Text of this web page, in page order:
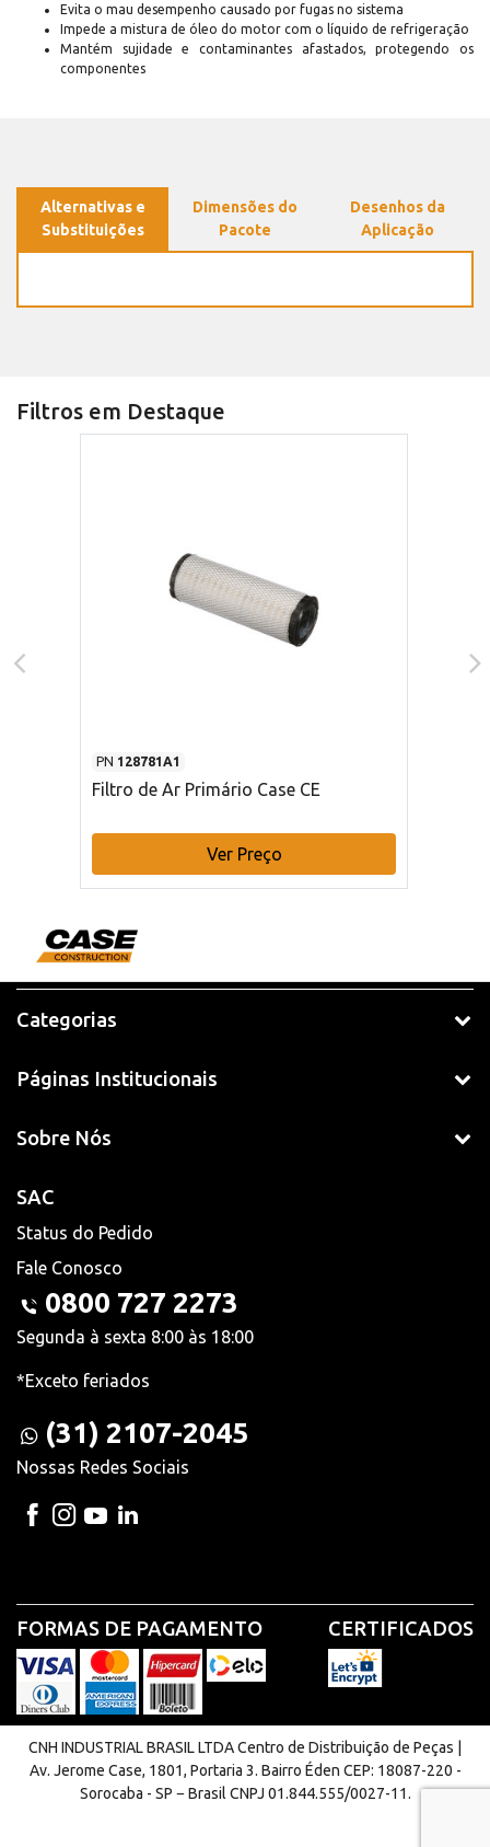
Evita o mau desempenho causado por fugas no sistema
Impede a mistura de óleo do motor com o líquido de refrigeração
Mantém sujidade e contaminantes afastados, protegendo os
componentes
Alternativas e
Substituições
Dimensões do
Pacote
Desenhos da
Aplicação
Filtros em Destaque
PN 128781A1
Filtro de Ar Primário Case CE
Ver Preço
Categorias
Páginas Institucionais
Sobre Nós
SAC
Status do Pedido
Fale Conosco
0800 727 2273
Segunda à sexta 8:00 às 18:00
*Exceto feriados
(31) 2107-2045
Nossas Redes Sociais
FORMAS DE PAGAMENTO CERTIFICADOS
CNH INDUSTRIAL BRASIL LTDA Centro de Distribuição de Peças |
Av. Jerome Case, 1801, Portaria 3. Bairro Éden CEP: 18087-220 -
Sorocaba - SP − Brasil CNPJ 01.844.555/0027-11.